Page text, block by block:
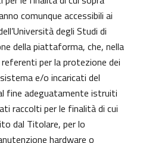
comunque accessibili ai
degli Studi di
della piattaforma, che, nella
per la protezione dei
e/o incaricati del
fine adeguatamente istruiti
raccolti per le finalità di cui
dal Titolare, per lo
hardware o